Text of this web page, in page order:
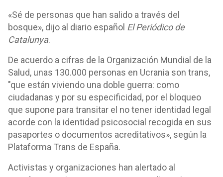
«Sé de personas que han salido a través del
bosque», dijo al diario español El Periódico de
Catalunya.
De acuerdo a cifras de la Organización Mundial de la
Salud, unas 130.000 personas en Ucrania son trans,
"que están viviendo una doble guerra: como
ciudadanas y por su especificidad, por el bloqueo
que supone para transitar el no tener identidad legal
acorde con la identidad psicosocial recogida en sus
pasaportes o documentos acreditativos», según la
Plataforma Trans de España.
Activistas y organizaciones han alertado al